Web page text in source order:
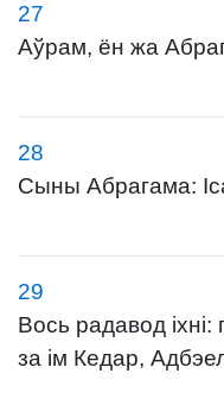
27
Аўрам, ён жа
28
Сыны Абрагама:
29
Вось радавод
за ім Кедар,